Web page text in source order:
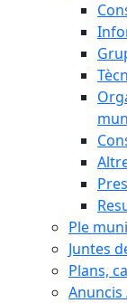
Ple
Juntes
Plans,
Anuncis